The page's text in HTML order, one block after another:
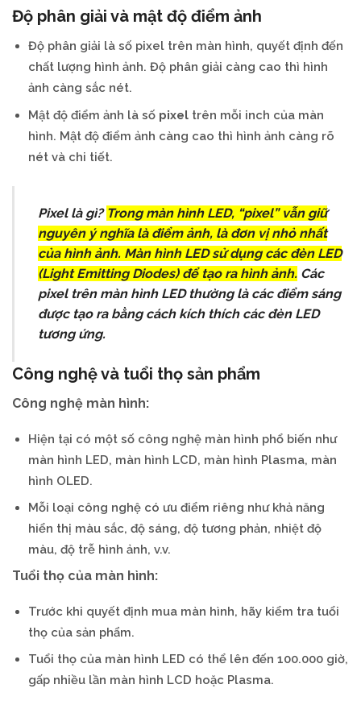
Độ phân giải và mật độ điểm ảnh
Độ phân giải là số pixel trên màn hình, quyết định đến
chất lượng hình ảnh. Độ phân giải càng cao thì hình
ảnh càng sắc nét.
Mật độ điểm ảnh là số pixel trên mỗi inch của màn
hình. Mật độ điểm ảnh càng cao thì hình ảnh càng rõ
nét và chi tiết.
Pixel là gì? Trong màn hình LED, “pixel” vẫn giữ
nguyên ý nghĩa là điểm ảnh, là đơn vị nhỏ nhất
của hình ảnh. Màn hình LED sử dụng các đèn LED
(Light Emitting Diodes) để tạo ra hình ảnh. Các
pixel trên màn hình LED thường là các điểm sáng
được tạo ra bằng cách kích thích các đèn LED
tương ứng.
Công nghệ và tuổi thọ sản phẩm
Công nghệ màn hình:
Hiện tại có một số công nghệ màn hình phổ biến như
màn hình LED, màn hình LCD, màn hình Plasma, màn
hình OLED.
Mỗi loại công nghệ có ưu điểm riêng như khả năng
hiển thị màu sắc, độ sáng, độ tương phản, nhiệt độ
màu, độ trễ hình ảnh, v.v.
Tuổi thọ của màn hình:
Trước khi quyết định mua màn hình, hãy kiểm tra tuổi
thọ của sản phẩm.
Tuổi thọ của màn hình LED có thể lên đến 100.000 giờ,
gấp nhiều lần màn hình LCD hoặc Plasma.